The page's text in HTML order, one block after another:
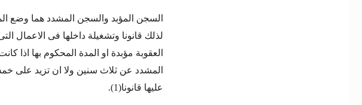
السجن المؤبد والسجن المشدد هما وضع
لذلك قانونا وتشغيلة داخلها فى الاعمال
العقوبة مؤبدة او المدة المحكوم بها
المشدد عن ثلاث سنين ولا ان تزيد على
عليها قانونا(1).